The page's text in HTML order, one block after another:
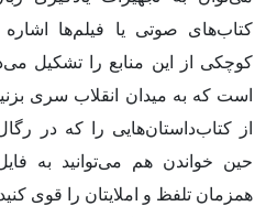
کتاب‌های صوتی یا فیلم‌ها
کوچکی از این منابع را تشکیل
است که به میدان انقلاب سری
از کتاب‌داستان‌هایی را که در
حین خواندن هم می‌توانید به
همزمان تلفظ و املایتان را قوی